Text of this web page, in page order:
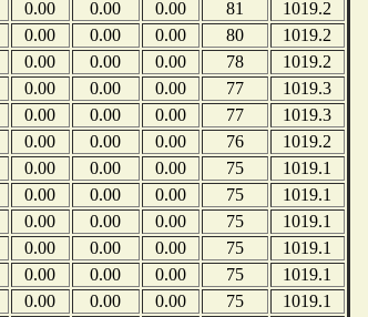
0.00 0.00 0.00 81
1019.2
0.00 0.00 0.00 80
1019.2
0.00 0.00 0.00 78
1019.2
0.00 0.00 0.00 77
1019.3
0.00 0.00 0.00 77
1019.3
0.00 0.00 0.00 76
1019.2
0.00 0.00 0.00 75
1019.1
0.00 0.00 0.00 75
1019.1
0.00 0.00 0.00 75
1019.1
0.00 0.00 0.00 75
1019.1
0.00 0.00 0.00 75
1019.1
0.00 0.00 0.00 75
1019.1